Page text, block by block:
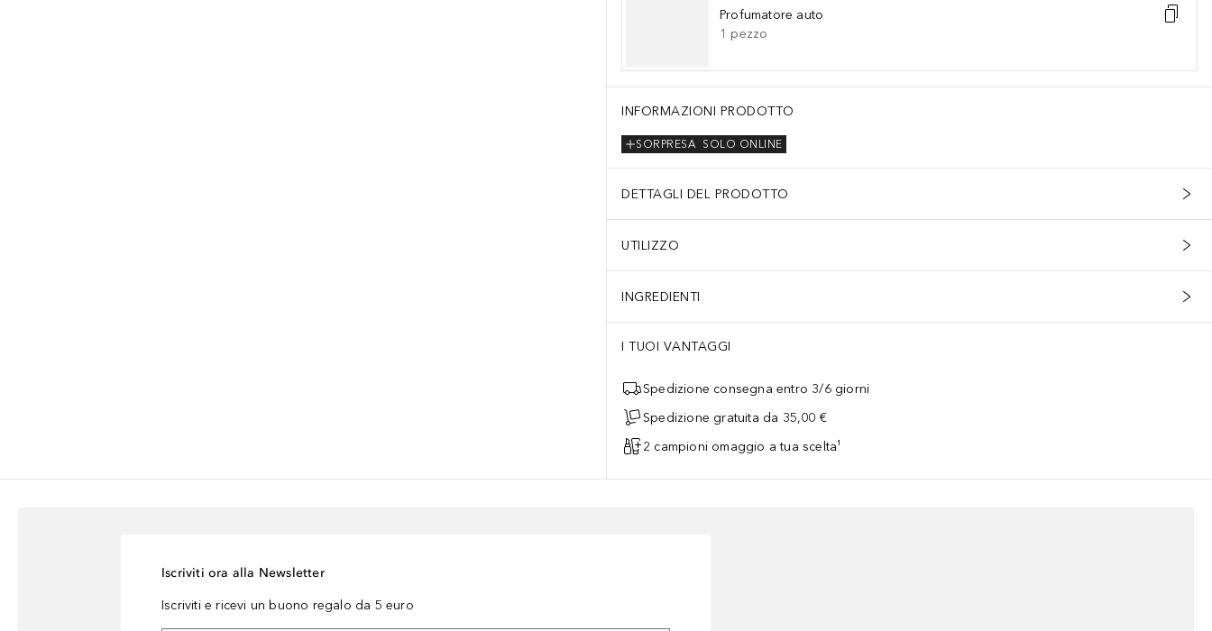
Profumatore auto
1 pezzo
INFORMAZIONI PRODOTTO
SOLO ONLINE
SORPRESA
DETTAGLI DEL PRODOTTO
UTILIZZO
INGREDIENTI
I TUOI VANTAGGI
Spedizione consegna entro 3/6 giorni
Spedizione gratuita da 35,00 €
2 campioni omaggio a tua scelta¹
Iscriviti ora alla Newsletter
Iscriviti e ricevi un buono regalo da 5 euro